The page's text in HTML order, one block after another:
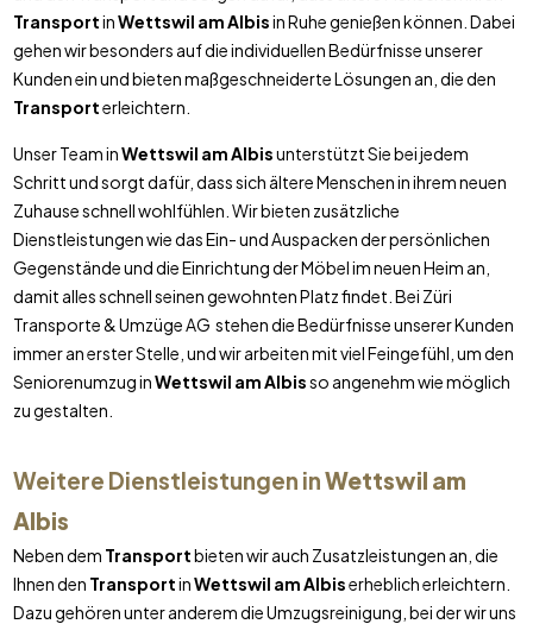
TransportinWettswil am Albisin Ruhe genießen können. Dabei
gehen wir besonders auf die individuellen Bedürfnisse unserer
Kunden ein und bieten maßgeschneiderte Lösungen an, die den
Transporterleichtern.
Unser Team inWettswil am Albisunterstützt Sie bei jedem
Schritt und sorgt dafür, dass sich ältere Menschen in ihrem neuen
Zuhause schnell wohlfühlen. Wir bieten zusätzliche
Dienstleistungen wie das Ein- und Auspacken der persönlichen
Gegenstände und die Einrichtung der Möbel im neuen Heim an,
damit alles schnell seinen gewohnten Platz findet. Bei Züri
Transporte & Umzüge AG stehen die Bedürfnisse unserer Kunden
immer an erster Stelle, und wir arbeiten mit viel Feingefühl, um den
Seniorenumzug inWettswil am Albisso angenehm wie möglich
zu gestalten.
Weitere Dienstleistungen inWettswil am
Albis
Neben dem Transportbieten wir auch Zusatzleistungen an, die
Ihnen den TransportinWettswil am Albiserheblich erleichtern.
Dazu gehören unter anderem die Umzugsreinigung, bei der wir uns